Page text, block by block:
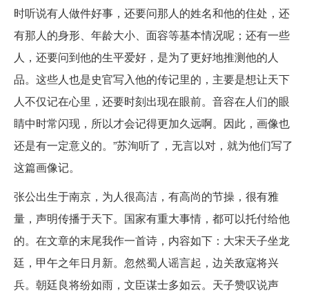
时听说有人做件好事，还要问那人的姓名和他的住处，还
有那人的身形、年龄大小、面容等基本情况呢；还有一些
人，还要问到他的生平爱好，是为了更好地推测他的人
品。这些人也是史官写入他的传记里的，主要是想让天下
人不仅记在心里，还要时刻出现在眼前。音容在人们的眼
睛中时常闪现，所以才会记得更加久远啊。因此，画像也
还是有一定意义的。”苏洵听了，无言以对，就为他们写了
这篇画像记。
张公出生于南京，为人很高洁，有高尚的节操，很有雅
量，声明传播于天下。国家有重大事情，都可以托付给他
的。在文章的末尾我作一首诗，内容如下：大宋天子坐龙
廷，甲午之年日月新。忽然蜀人谣言起，边关敌寇将兴
兵。朝廷良将纷如雨，文臣谋士多如云。天子赞叹说声